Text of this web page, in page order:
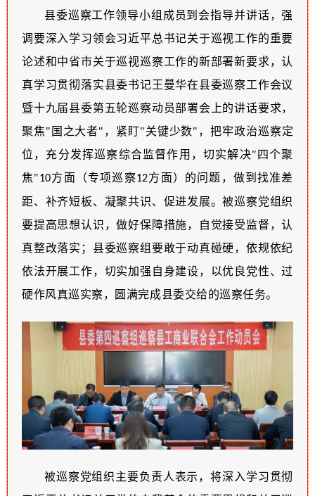
县委巡察工作领导小组成员到会指导并讲话，强
调要深入学习领会习近平总书记关于巡视工作的重要
论述和中省市关于巡视巡察工作的新部署新要求，认
真学习贯彻落实县委书记王 曼华在县委巡察工作会议
暨十九届县委第五轮巡察动员部署会上的讲话要求，
聚焦"国之大者" ，紧盯"关键少数" ，把牢政治巡察定
位 ，充分发挥巡察综合监督作用，切实解决"四个聚
焦"10方面 （专项巡察12方面） 的问题，做到找准差
距、补齐短板、凝聚共识、促进发展。被巡察党组织
要提高思想认识，做好保障措施， 自觉接受监督，认
真整改落实； 县委巡察组要敢于动真碰硬，依规依纪
依法开展工作，切实加强自身建设，以优良党性、过
硬作风真巡实察，圆满完成县委交给的巡察任务。
被巡察党组织主要负责人表示，将深入学习贯彻